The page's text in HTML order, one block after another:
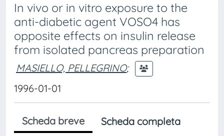
In vivo or in vitro exposure to the
anti-diabetic agent VOSO4 has
opposite effects on insulin release
from isolated pancreas preparation
MASIELLO, PELLEGRINO;
1996-01-01
Scheda breve
Scheda completa